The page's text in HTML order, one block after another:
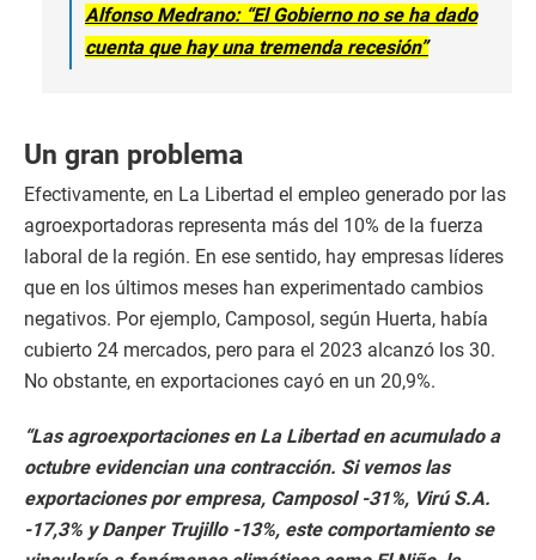
Alfonso Medrano: “El Gobierno no se ha dado
cuenta que hay una tremenda recesión”
Un gran problema
Efectivamente, en La Libertad el empleo generado por las
agroexportadoras representa más del 10% de la fuerza
laboral de la región. En ese sentido, hay empresas líderes
que en los últimos meses han experimentado cambios
negativos. Por ejemplo, Camposol, según Huerta, había
cubierto 24 mercados, pero para el 2023 alcanzó los 30.
No obstante, en exportaciones cayó en un 20,9%.
“Las agroexportaciones en La Libertad en acumulado a
octubre evidencian una contracción. Si vemos las
exportaciones por empresa, Camposol -31%, Virú S.A.
-17,3% y Danper Trujillo -13%, este comportamiento se